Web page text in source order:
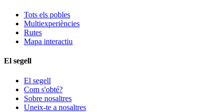
Tots els pobles
Multiexperiències
Rutes
Mapa interactiu
El segell
El segell
Com s'obté?
Sobre nosaltres
Uneix-te a nosaltres